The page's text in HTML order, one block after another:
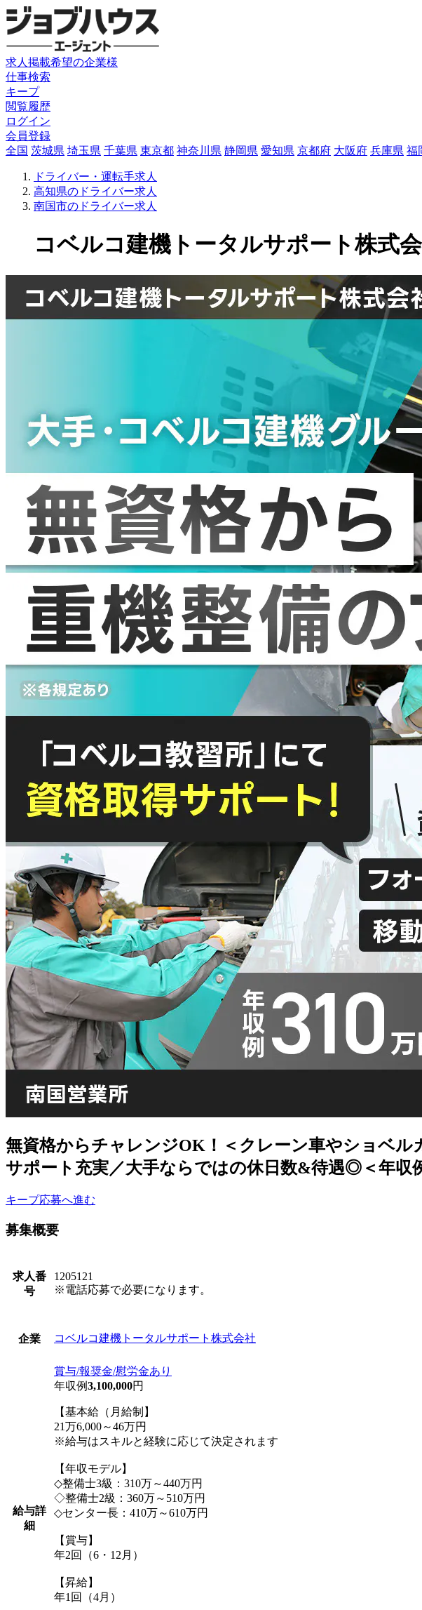
求人掲載希望の企業様
仕事検索
キープ
閲覧履歴
ログイン
会員登録
全国 茨城県 埼玉県 千葉県 東京都 神奈川県 静岡県 愛知県 京都府 大阪府 兵庫県 福
ドライバー・運転手求人
高知県のドライバー求人
南国市のドライバー求人
コベルコ建機トータルサポート株式
無資格からチャレンジOK！＜クレーン車やショベル
サポート充実／大手ならではの休日数&待遇◎＜年収
キープ応募へ進む
募集概要
求人番
号
1205121
※電話応募で必要になります。
企業 コベルコ建機トータルサポート株式会社
給与詳
細
賞与/報奨金/慰労金あり
年収例3,100,000円
【基本給（月給制】
21万6,000～46万円
※給与はスキルと経験に応じて決定されます
【年収モデル】
◇整備士3級：310万～440万円
◇整備士2級：360万～510万円
◇センター長：410万～610万円
【賞与】
年2回（6・12月）
【昇給】
年1回（4月）